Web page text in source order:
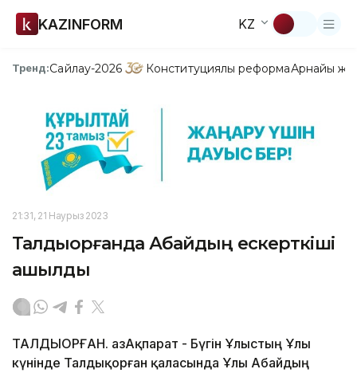
KAZINFORM KZ
Тренд:Сайлау-2026 Конституциялық реформаАрнайы
21:31, 21 Наурыз 2023
Талдықорғанда Абайдың ескерткіші
ашылды
ТАЛДЫҚОРҒАН. ҚазАқпарат - Бүгін Ұлыстың Ұлы
күнінде Талдықорған қаласында Ұлы Абайдың